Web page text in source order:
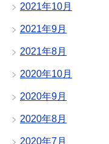
2021年10月
2021年9月
2021年8月
2020年10月
2020年9月
2020年8月
2020年7月